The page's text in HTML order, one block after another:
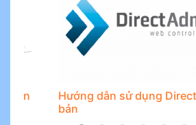
Hướng dẫn sử dụng
bản